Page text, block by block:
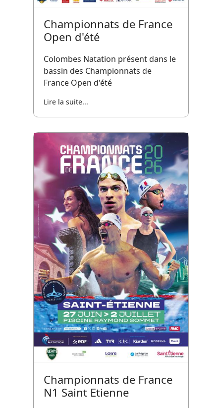
Championnats de France
Open d'été
Colombes Natation présent dans le
bassin des Championnats de
France Open d'été
Lire la suite...
Championnats de France
N1 Saint Etienne